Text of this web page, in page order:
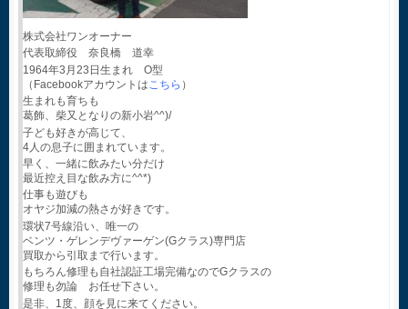
株式会社ワンオーナー
代表取締役 奈良橋 道幸
1964年3月23日生まれ O型
（Facebookアカウントはこちら ）
生まれも育ちも
葛飾、柴又となりの新小岩^^)/
子ども好きが高じて、
4人の息子に囲まれています。
早く、一緒に飲みたい分だけ
最近控え目な飲み方に^^*)
仕事も遊びも
オヤジ加減の熱さが好きです。
環状7号線沿い、唯一の
ベンツ・ゲレンデヴァーゲン(Gクラス)専門店
買取から引取まで行います。
もちろん修理も自社認証工場完備なのでGクラスの
修理も勿論 お任せ下さい。
是非、1度、顔を見に来てください。